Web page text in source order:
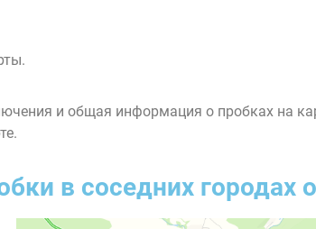
и общая информация о пробках на
в соседних городах